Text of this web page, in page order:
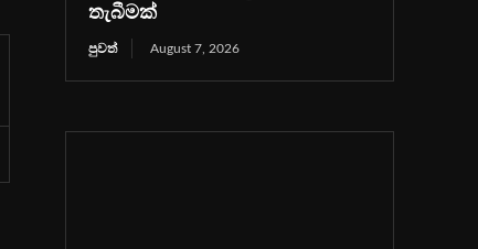
තැබීමක්
පුවත් August 7, 2026